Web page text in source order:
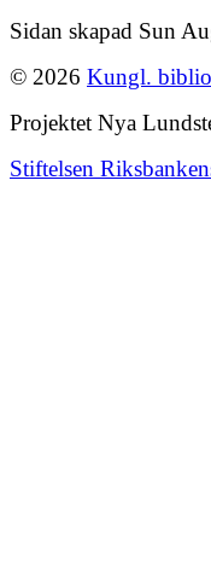
Sidan skapad Sun
© 2026 Kungl.
Projektet Nya
Stiftelsen